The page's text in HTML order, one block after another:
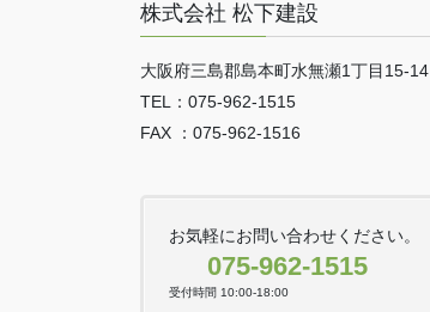
株式会社 松下建設
大阪府三島郡島本町水無瀬1丁目15-14
TEL：075-962-1515
FAX ：075-962-1516
お気軽にお問い合わせください。
075-962-1515
受付時間 10:00-18:00